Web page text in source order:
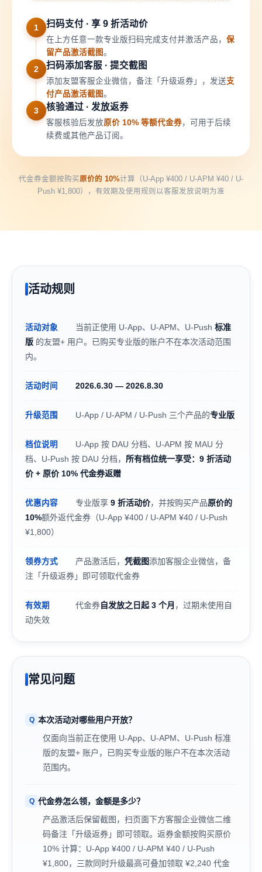
1 扫码支付 · 享 9 折活动价
在上方任意一款专业版扫码完成支付并激活产品， 保
留产品激活截图。
2 扫码添加客服 · 提交截图
添加友盟客服企业微信，备注「升级返券」，发送支
付产品激活截图。
3 核验通过 · 发放返券
客服核验后发放原价 10% 等额代金券，可用于后续
续费或其他产品订阅。
代金券金额按购买原价的 10%计算（U-App ¥400 / U-APM ¥40 / U-
Push ¥1,800），有效期及使用规则以客服发放说明为准
活动规则
活动对象 当前正使用 U-App、U-APM、U-Push 标准
版 的友盟+ 用户。已购买专业版的账户不在本次活动范围
内。
活动时间 2026.6.30 — 2026.8.30
升级范围 U-App / U-APM / U-Push 三个产品的专业版
档位说明
U-App 按 DAU 分档、U-APM 按 MAU 分
档、U-Push 按 DAU 分档， 所有档位统一享受：9 折活动
价 + 原价 10% 代金券返赠
优惠内容 专业版享 9 折活动价，并按购买产品原价的
10%额外返代金券（U-App ¥400 / U-APM ¥40 / U-Push
¥1,800）
领券方式 产品激活后， 凭截图添加客服企业微信，备
注「升级返券」即可领取代金券
有效期 代金券自发放之日起 3 个月 ，过期未使用自
动失效
常见问题
本次活动对哪些用户开放？
仅面向当前正在使用 U-App、U-APM、U-Push 标准
版的友盟+ 账户，已购买专业版的账户不在本次活动
范围内。
代金券怎么领，金额是多少？
产品激活后保留截图，扫页面下方客服企业微信二维
码备注「升级返券」即可领取。返券金额按购买原价
10% 计算：U-App ¥400 / U-APM ¥40 / U-Push
¥1,800，三款同时升级最高可叠加领取 ¥2,240 代金